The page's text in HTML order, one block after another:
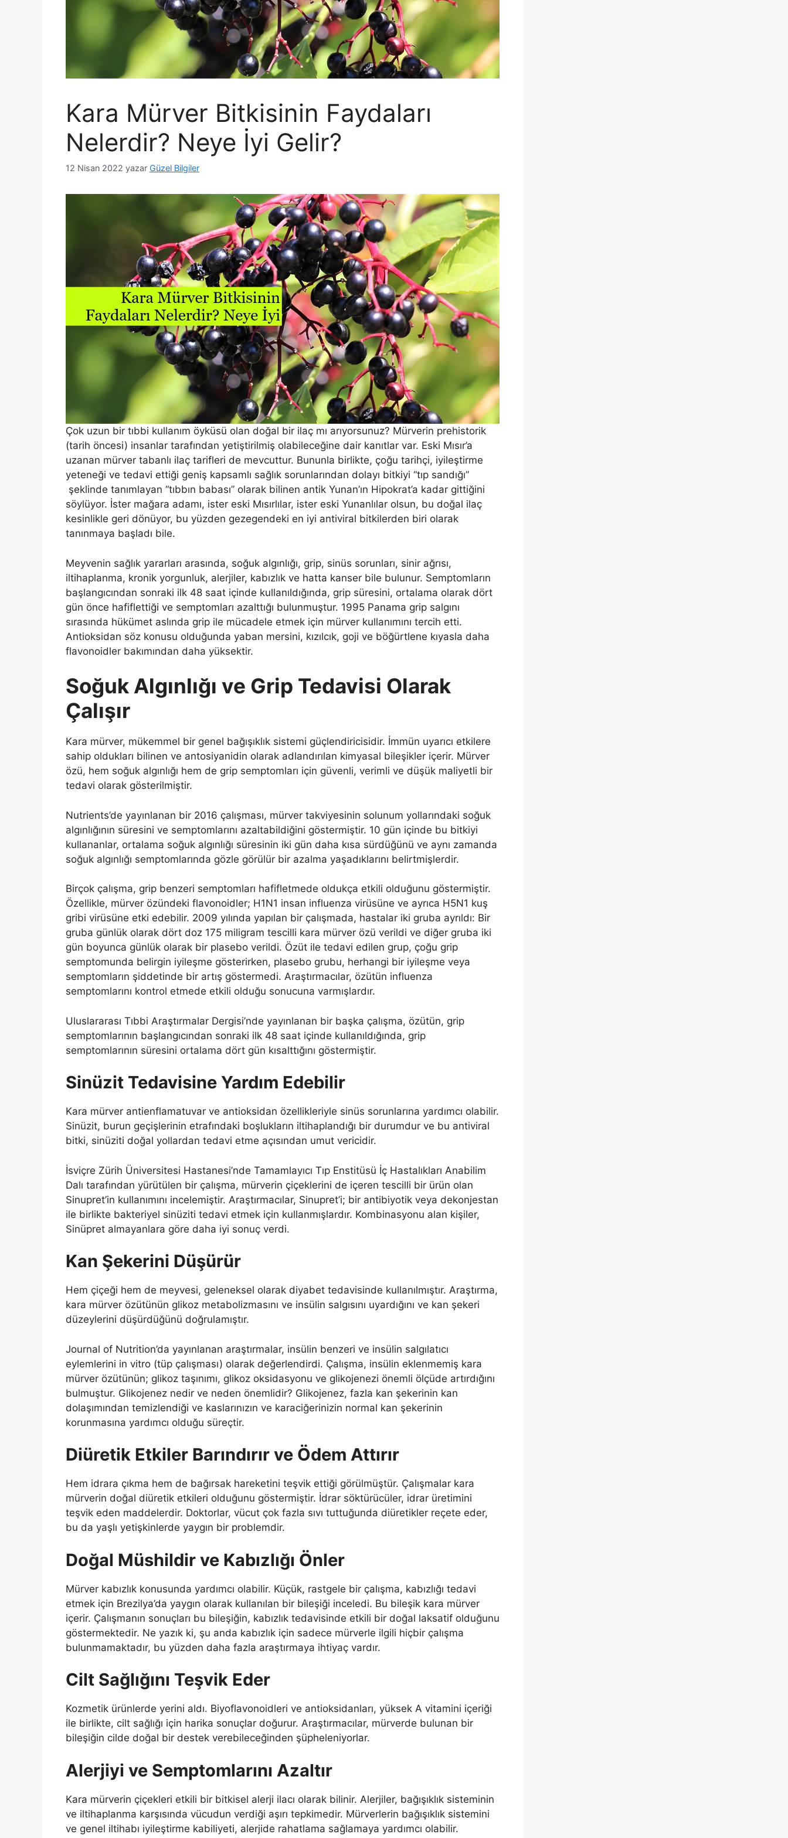
Kara Mürver Bitkisinin Faydaları
Nelerdir? Neye İyi Gelir?
12 Nisan 2022 yazar Güzel Bilgiler
Çok uzun bir tıbbi kullanım öyküsü olan doğal bir ilaç mı arıyorsunuz? Mürverin prehistorik
(tarih öncesi) insanlar tarafından yetiştirilmiş olabileceğine dair kanıtlar var. Eski Mısır’a
uzanan mürver tabanlı ilaç tarifleri de mevcuttur. Bununla birlikte, çoğu tarihçi, iyileştirme
yeteneği ve tedavi ettiği geniş kapsamlı sağlık sorunlarından dolayı bitkiyi “tıp sandığı”
şeklinde tanımlayan “tıbbın babası” olarak bilinen antik Yunan’ın Hipokrat’a kadar gittiğini
söylüyor. İster mağara adamı, ister eski Mısırlılar, ister eski Yunanlılar olsun, bu doğal ilaç
kesinlikle geri dönüyor, bu yüzden gezegendeki en iyi antiviral bitkilerden biri olarak
tanınmaya başladı bile.
Meyvenin sağlık yararları arasında, soğuk algınlığı, grip, sinüs sorunları, sinir ağrısı,
iltihaplanma, kronik yorgunluk, alerjiler, kabızlık ve hatta kanser bile bulunur. Semptomların
başlangıcından sonraki ilk 48 saat içinde kullanıldığında, grip süresini, ortalama olarak dört
gün önce hafiflettiği ve semptomları azalttığı bulunmuştur. 1995 Panama grip salgını
sırasında hükümet aslında grip ile mücadele etmek için mürver kullanımını tercih etti.
Antioksidan söz konusu olduğunda yaban mersini, kızılcık, goji ve böğürtlene kıyasla daha
flavonoidler bakımından daha yüksektir.
Soğuk Algınlığı ve Grip Tedavisi Olarak
Çalışır
Kara mürver, mükemmel bir genel bağışıklık sistemi güçlendiricisidir. İmmün uyarıcı etkilere
sahip oldukları bilinen ve antosiyanidin olarak adlandırılan kimyasal bileşikler içerir. Mürver
özü, hem soğuk algınlığı hem de grip semptomları için güvenli, verimli ve düşük maliyetli bir
tedavi olarak gösterilmiştir.
Nutrients’de yayınlanan bir 2016 çalışması, mürver takviyesinin solunum yollarındaki soğuk
algınlığının süresini ve semptomlarını azaltabildiğini göstermiştir. 10 gün içinde bu bitkiyi
kullananlar, ortalama soğuk algınlığı süresinin iki gün daha kısa sürdüğünü ve aynı zamanda
soğuk algınlığı semptomlarında gözle görülür bir azalma yaşadıklarını belirtmişlerdir.
Birçok çalışma, grip benzeri semptomları hafifletmede oldukça etkili olduğunu göstermiştir.
Özellikle, mürver özündeki flavonoidler; H1N1 insan influenza virüsüne ve ayrıca H5N1 kuş
gribi virüsüne etki edebilir. 2009 yılında yapılan bir çalışmada, hastalar iki gruba ayrıldı: Bir
gruba günlük olarak dört doz 175 miligram tescilli kara mürver özü verildi ve diğer gruba iki
gün boyunca günlük olarak bir plasebo verildi. Özüt ile tedavi edilen grup, çoğu grip
semptomunda belirgin iyileşme gösterirken, plasebo grubu, herhangi bir iyileşme veya
semptomların şiddetinde bir artış göstermedi. Araştırmacılar, özütün influenza
semptomlarını kontrol etmede etkili olduğu sonucuna varmışlardır.
Uluslararası Tıbbi Araştırmalar Dergisi’nde yayınlanan bir başka çalışma, özütün, grip
semptomlarının başlangıcından sonraki ilk 48 saat içinde kullanıldığında, grip
semptomlarının süresini ortalama dört gün kısalttığını göstermiştir.
Sinüzit Tedavisine Yardım Edebilir
Kara mürver antienflamatuvar ve antioksidan özellikleriyle sinüs sorunlarına yardımcı olabilir.
Sinüzit, burun geçişlerinin etrafındaki boşlukların iltihaplandığı bir durumdur ve bu antiviral
bitki, sinüziti doğal yollardan tedavi etme açısından umut vericidir.
İsviçre Zürih Üniversitesi Hastanesi’nde Tamamlayıcı Tıp Enstitüsü İç Hastalıkları Anabilim
Dalı tarafından yürütülen bir çalışma, mürverin çiçeklerini de içeren tescilli bir ürün olan
Sinupret’in kullanımını incelemiştir. Araştırmacılar, Sinupret’i; bir antibiyotik veya dekonjestan
ile birlikte bakteriyel sinüziti tedavi etmek için kullanmışlardır. Kombinasyonu alan kişiler,
Sinüpret almayanlara göre daha iyi sonuç verdi.
Kan Şekerini Düşürür
Hem çiçeği hem de meyvesi, geleneksel olarak diyabet tedavisinde kullanılmıştır. Araştırma,
kara mürver özütünün glikoz metabolizmasını ve insülin salgısını uyardığını ve kan şekeri
düzeylerini düşürdüğünü doğrulamıştır.
Journal of Nutrition’da yayınlanan araştırmalar, insülin benzeri ve insülin salgılatıcı
eylemlerini in vitro (tüp çalışması) olarak değerlendirdi. Çalışma, insülin eklenmemiş kara
mürver özütünün; glikoz taşınımı, glikoz oksidasyonu ve glikojenezi önemli ölçüde artırdığını
bulmuştur. Glikojenez nedir ve neden önemlidir? Glikojenez, fazla kan şekerinin kan
dolaşımından temizlendiği ve kaslarınızın ve karaciğerinizin normal kan şekerinin
korunmasına yardımcı olduğu süreçtir.
Diüretik Etkiler Barındırır ve Ödem Attırır
Hem idrara çıkma hem de bağırsak hareketini teşvik ettiği görülmüştür. Çalışmalar kara
mürverin doğal diüretik etkileri olduğunu göstermiştir. İdrar söktürücüler, idrar üretimini
teşvik eden maddelerdir. Doktorlar, vücut çok fazla sıvı tuttuğunda diüretikler reçete eder,
bu da yaşlı yetişkinlerde yaygın bir problemdir.
Doğal Müshildir ve Kabızlığı Önler
Mürver kabızlık konusunda yardımcı olabilir. Küçük, rastgele bir çalışma, kabızlığı tedavi
etmek için Brezilya’da yaygın olarak kullanılan bir bileşiği inceledi. Bu bileşik kara mürver
içerir. Çalışmanın sonuçları bu bileşiğin, kabızlık tedavisinde etkili bir doğal laksatif olduğunu
göstermektedir. Ne yazık ki, şu anda kabızlık için sadece mürverle ilgili hiçbir çalışma
bulunmamaktadır, bu yüzden daha fazla araştırmaya ihtiyaç vardır.
Cilt Sağlığını Teşvik Eder
Kozmetik ürünlerde yerini aldı. Biyoflavonoidleri ve antioksidanları, yüksek A vitamini içeriği
ile birlikte, cilt sağlığı için harika sonuçlar doğurur. Araştırmacılar, mürverde bulunan bir
bileşiğin cilde doğal bir destek verebileceğinden şüpheleniyorlar.
Alerjiyi ve Semptomlarını Azaltır
Kara mürverin çiçekleri etkili bir bitkisel alerji ilacı olarak bilinir. Alerjiler, bağışıklık sisteminin
ve iltihaplanma karşısında vücudun verdiği aşırı tepkimedir. Mürverlerin bağışıklık sistemini
ve genel iltihabı iyileştirme kabiliyeti, alerjide rahatlama sağlamaya yardımcı olabilir.